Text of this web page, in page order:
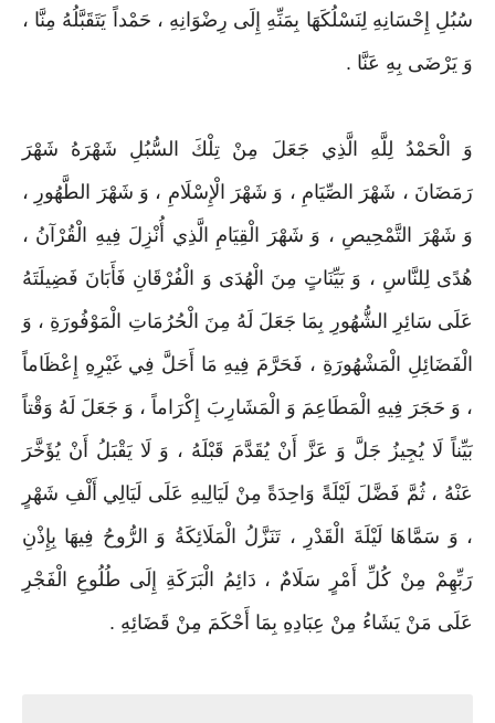
سُبُلِ إِحْسَانِهِ لِنَسْلُكَهَا بِمَنِّهِ إِلَى رِضْوَانِهِ ، حَمْداً يَتَقَبَّلُهُ مِنَّا ،
وَ يَرْضَى بِهِ عَنَّا .
وَ الْحَمْدُ لِلَّهِ الَّذِي جَعَلَ مِنْ تِلْكَ السُّبُلِ شَهْرَهُ شَهْرَ
رَمَضَانَ ، شَهْرَ الصِّيَامِ ، وَ شَهْرَ الْإِسْلَامِ ، وَ شَهْرَ الطَّهُورِ ،
وَ شَهْرَ التَّمْحِيصِ ، وَ شَهْرَ الْقِيَامِ الَّذِي أُنْزِلَ فِيهِ الْقُرْآنُ ،
هُدًى لِلنَّاسِ ، وَ بَيِّنَاتٍ مِنَ الْهُدَى وَ الْفُرْقَانِ فَأَبَانَ فَضِيلَتَهُ
عَلَى سَائِرِ الشُّهُورِ بِمَا جَعَلَ لَهُ مِنَ الْحُرُمَاتِ الْمَوْفُورَةِ ، وَ
الْفَضَائِلِ الْمَشْهُورَةِ ، فَحَرَّمَ فِيهِ مَا أَحَلَّ فِي غَيْرِهِ إِعْظَاماً
، وَ حَجَرَ فِيهِ الْمَطَاعِمَ وَ الْمَشَارِبَ إِكْرَاماً ، وَ جَعَلَ لَهُ وَقْتاً
بَيِّناً لَا يُجِيزُ جَلَّ وَ عَزَّ أَنْ يُقَدَّمَ قَبْلَهُ ، وَ لَا يَقْبَلُ أَنْ يُؤَخَّرَ
عَنْهُ ، ثُمَّ فَضَّلَ لَيْلَةً وَاحِدَةً مِنْ لَيَالِيهِ عَلَى لَيَالِي أَلْفِ شَهْرٍ
، وَ سَمَّاهَا لَيْلَةَ الْقَدْرِ ، تَنَزَّلُ الْمَلَائِكَةُ وَ الرُّوحُ فِيهَا بِإِذْنِ
رَبِّهِمْ مِنْ كُلِّ أَمْرٍ سَلَامٌ ، دَائِمُ الْبَرَكَةِ إِلَى طُلُوعِ الْفَجْرِ
عَلَى مَنْ يَشَاءُ مِنْ عِبَادِهِ بِمَا أَحْكَمَ مِنْ قَضَائِهِ .